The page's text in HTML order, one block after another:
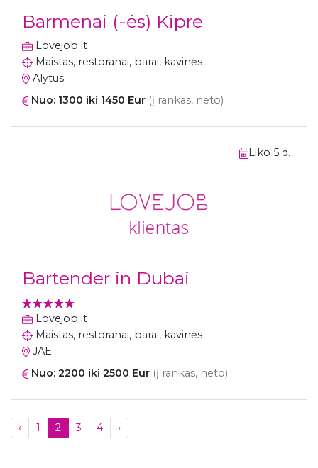
Barmenai (-ės) Kipre
Lovejob.lt
Maistas, restoranai, barai, kavinės
Alytus
Nuo: 1300 iki 1450 Eur (į rankas, neto)
Liko 5 d.
Bartender in Dubai
Lovejob.lt
Maistas, restoranai, barai, kavinės
JAE
Nuo: 2200 iki 2500 Eur (į rankas, neto)
‹ 1 2 3 4 ›